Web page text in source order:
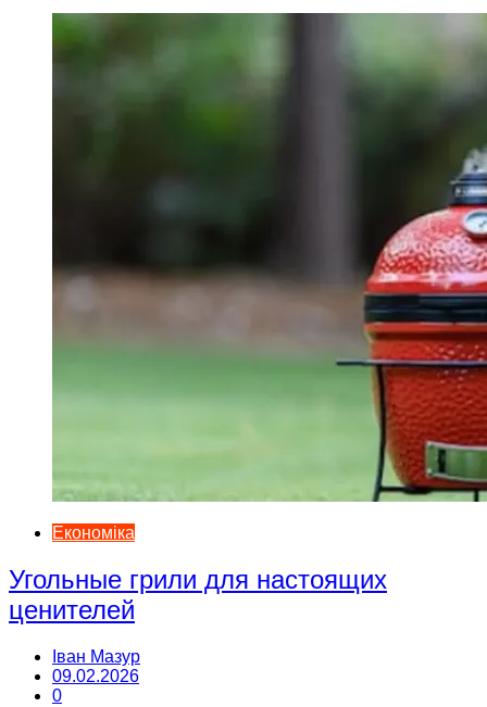
Економіка
Угольные грили для настоящих
ценителей
Іван Мазур
09.02.2026
0